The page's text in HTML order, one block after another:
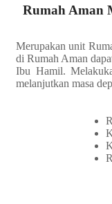
Rumah Aman
Merupakan unit
di Rumah Aman
Ibu Hamil.
melanjutkan masa